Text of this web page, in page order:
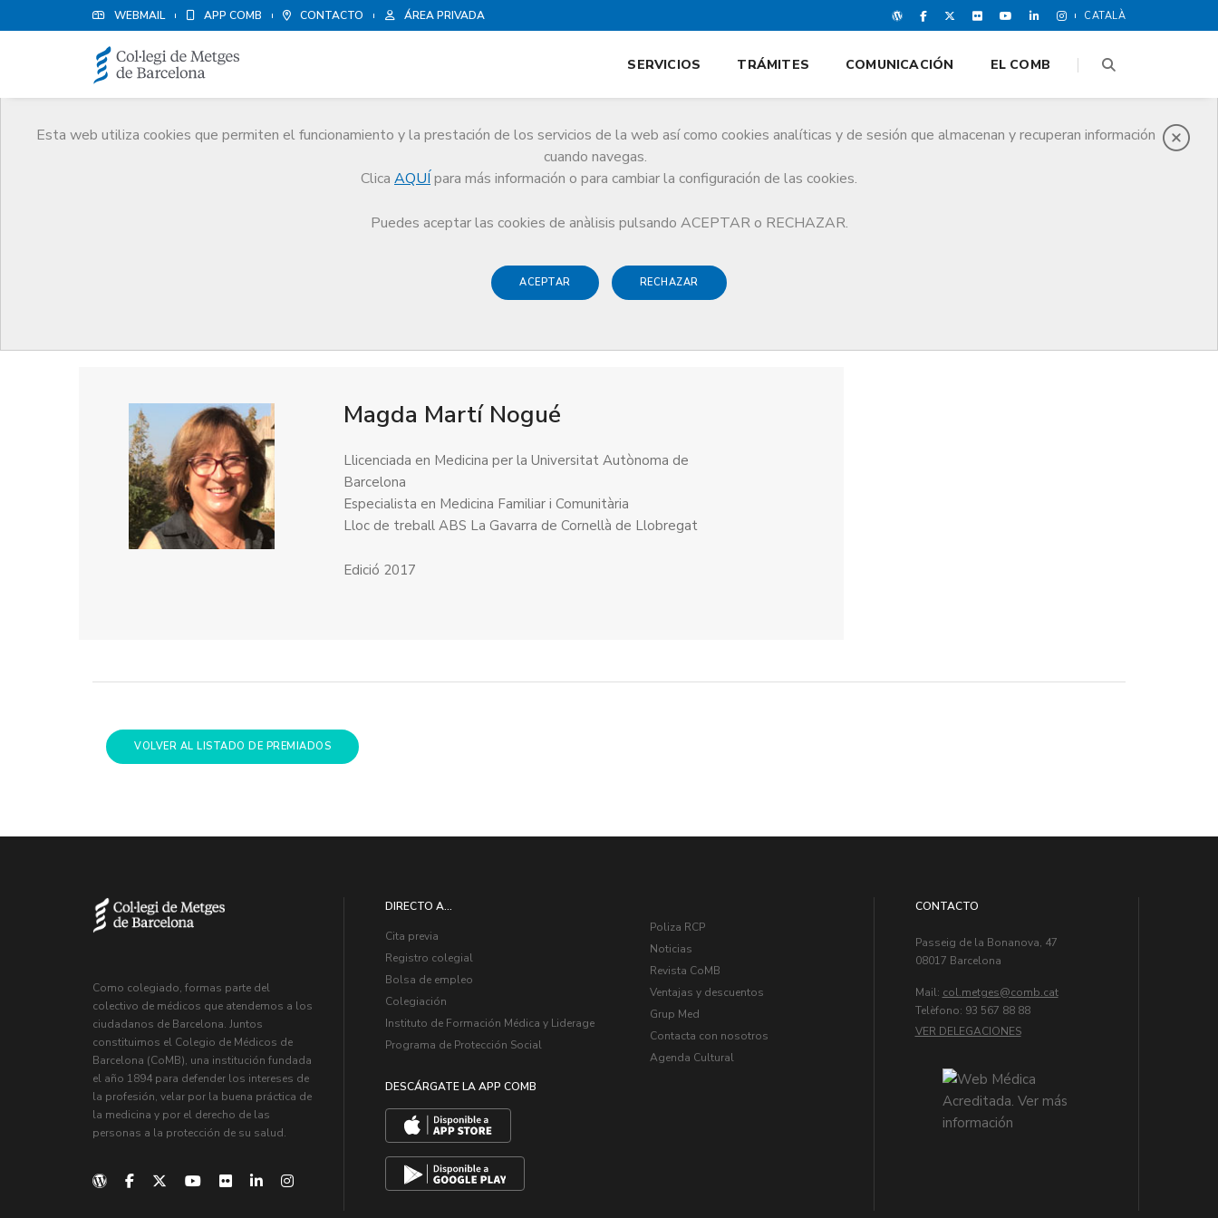
WEBMAIL APP COMB CONTACTO ÁREA PRIVADA CATALÀ
Esta web utiliza cookies que permiten el funcionamiento y la prestación de los servicios de la web así como cookies analíticas y de sesión que almacenan y recuperan información
cuando navegas.
Clica AQUÍ para más información o para cambiar la configuración de las cookies.
Puedes aceptar las cookies de anàlisis pulsando ACEPTAR o RECHAZAR.
ACEPTAR RECHAZAR
SERVICIOS TRÁMITES COMUNICACIÓN EL COMB
Guardonat Edició 2017
Magda Martí Nogué
Llicenciada en Medicina per la Universitat Autònoma de
Barcelona
Especialista en Medicina Familiar i Comunitària
Lloc de treball ABS La Gavarra de Cornellà de Llobregat
Edició 2017
VOLVER AL LISTADO DE PREMIADOS
Como colegiado, formas parte del
colectivo de médicos que atendemos a los
ciudadanos de Barcelona. Juntos
constituimos el Colegio de Médicos de
Barcelona (CoMB), una institución fundada
el año 1894 para defender los intereses de
la profesión, velar por la buena práctica de
la medicina y por el derecho de las
personas a la protección de su salud.
DIRECTO A...
Cita previa
Registro colegial
Bolsa de empleo
Colegiación
Instituto de Formación Médica y Liderage
Programa de Protección Social
DESCÁRGATE LA APP COMB
Poliza RCP
Noticias
Revista CoMB
Ventajas y descuentos
Grup Med
Contacta con nosotros
Agenda Cultural
CONTACTO
Passeig de la Bonanova, 47
08017 Barcelona
Mail: col.metges
Telèfono: 93 567 88 88
VER DELEGACIONES